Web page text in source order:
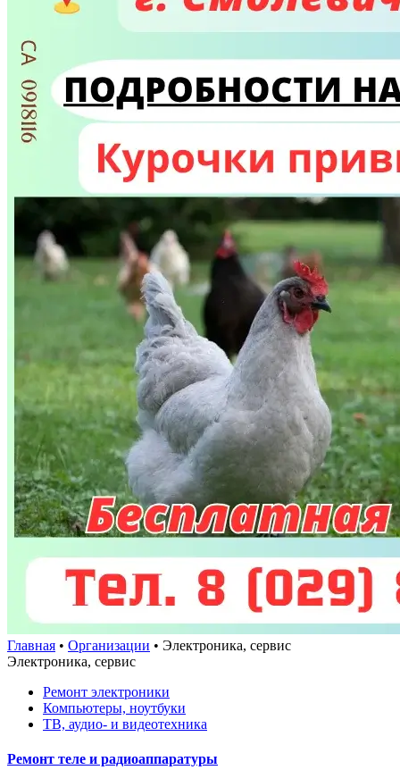
Главная • Организации • Электроника, сервис
Электроника, сервис
Ремонт электроники
Компьютеры, ноутбуки
ТВ, аудио- и видеотехника
Ремонт теле и радиоаппаратуры